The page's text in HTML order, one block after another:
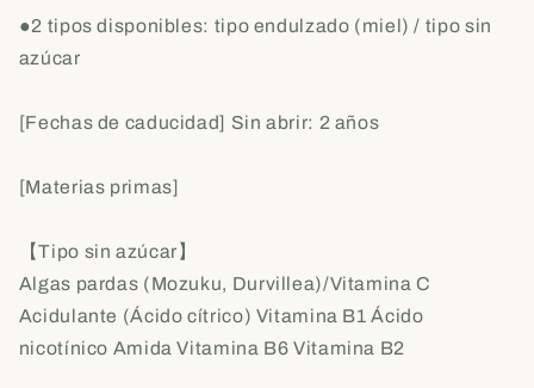
●2 tipos disponibles: tipo endulzado (miel) / tipo sin
azúcar
[Fechas de caducidad] Sin abrir: 2 años
[Materias primas]
【Tipo sin azúcar】
Algas pardas (Mozuku, Durvillea)/Vitamina C
Acidulante (Ácido cítrico) Vitamina B1 Ácido
nicotínico Amida Vitamina B6 Vitamina B2